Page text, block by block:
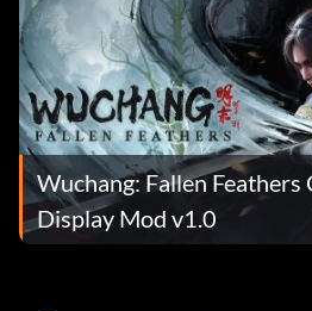
Wuchang: Fallen Feathers
Display Mod v1.0